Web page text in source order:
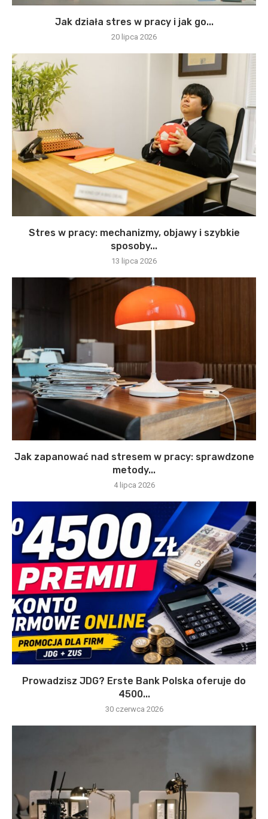
Jak działa stres w pracy i jak go...
20 lipca 2026
Stres w pracy: mechanizmy, objawy i szybkie
sposoby...
13 lipca 2026
Jak zapanować nad stresem w pracy: sprawdzone
metody...
4 lipca 2026
Prowadzisz JDG? Erste Bank Polska oferuje do
4500...
30 czerwca 2026